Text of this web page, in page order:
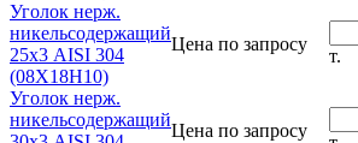
Уголок нерж.
никельсодержащий
25х3 AISI 304
(08Х18Н10)
Цена по запросу
т.
Уголок нерж.
никельсодержащий
Цена по запросу